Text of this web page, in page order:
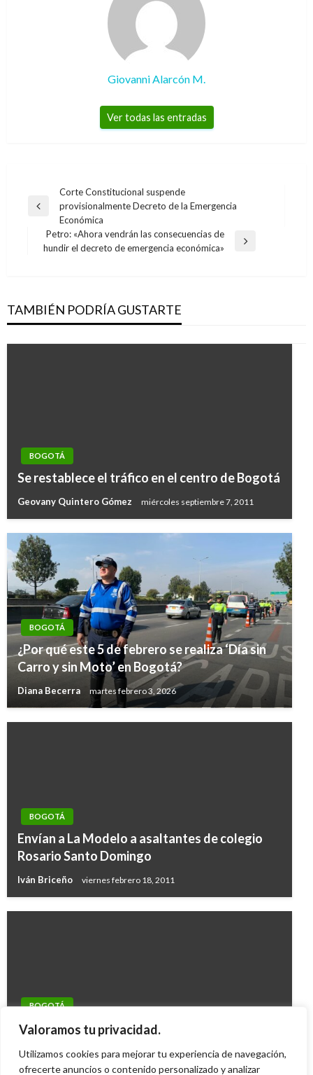
Valoramos tu privacidad.
Utilizamos cookies para mejorar tu experiencia de navegación,
ofrecerte anuncios o contenido personalizado y analizar
Giovanni Alarcón M.
Ver todas las entradas
Navegación
de
entradas
Entrada
anterior
Corte Constitucional suspende
provisionalmente Decreto de la Emergencia
Económica
Entrada
Petro: «Ahora vendrán las consecuencias de
hundir el decreto de emergencia económica»
TAMBIÉN PODRÍA GUSTARTE
BOGOTÁ
Se restablece el tráfico en el centro de Bogotá
Geovany Quintero Gómez miércoles septiembre 7, 2011
BOGOTÁ
¿Por qué este 5 de febrero se realiza ‘Día sin
Carro y sin Moto’ en Bogotá?
Diana Becerra martes febrero 3, 2026
BOGOTÁ
Envían a La Modelo a asaltantes de colegio
Rosario Santo Domingo
Iván Briceño viernes febrero 18, 2011
BOGOTÁ
Por celos un sujeto tuvo como rehenes a sus
Ariel Cabrera jueves noviembre 17, 2011